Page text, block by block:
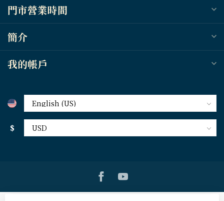
門市營業時間
簡介
我的帳戶
$